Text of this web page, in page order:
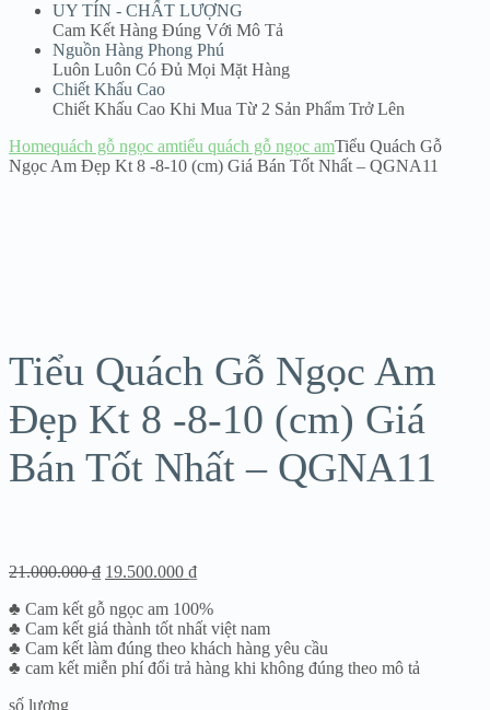
UY TÍN - CHẤT LƯỢNG
Cam Kết Hàng Đúng Với Mô Tả
Nguồn Hàng Phong Phú
Luôn Luôn Có Đủ Mọi Mặt Hàng
Chiết Khấu Cao
Chiết Khấu Cao Khi Mua Từ 2 Sản Phẩm Trở Lên
Homequách gỗ ngọc amtiểu quách gỗ ngọc amTiểu Quách Gỗ
Ngọc Am Đẹp Kt 8 -8-10 (cm) Giá Bán Tốt Nhất – QGNA11
Tiểu Quách Gỗ Ngọc Am
Đẹp Kt 8 -8-10 (cm) Giá
Bán Tốt Nhất – QGNA11
21.000.000₫ 19.500.000 ₫
♣ Cam kết gỗ ngọc am 100%
♣ Cam kết giá thành tốt nhất việt nam
♣ Cam kết làm đúng theo khách hàng yêu cầu
♣ cam kết miễn phí đổi trả hàng khi không đúng theo mô tả
số lượng